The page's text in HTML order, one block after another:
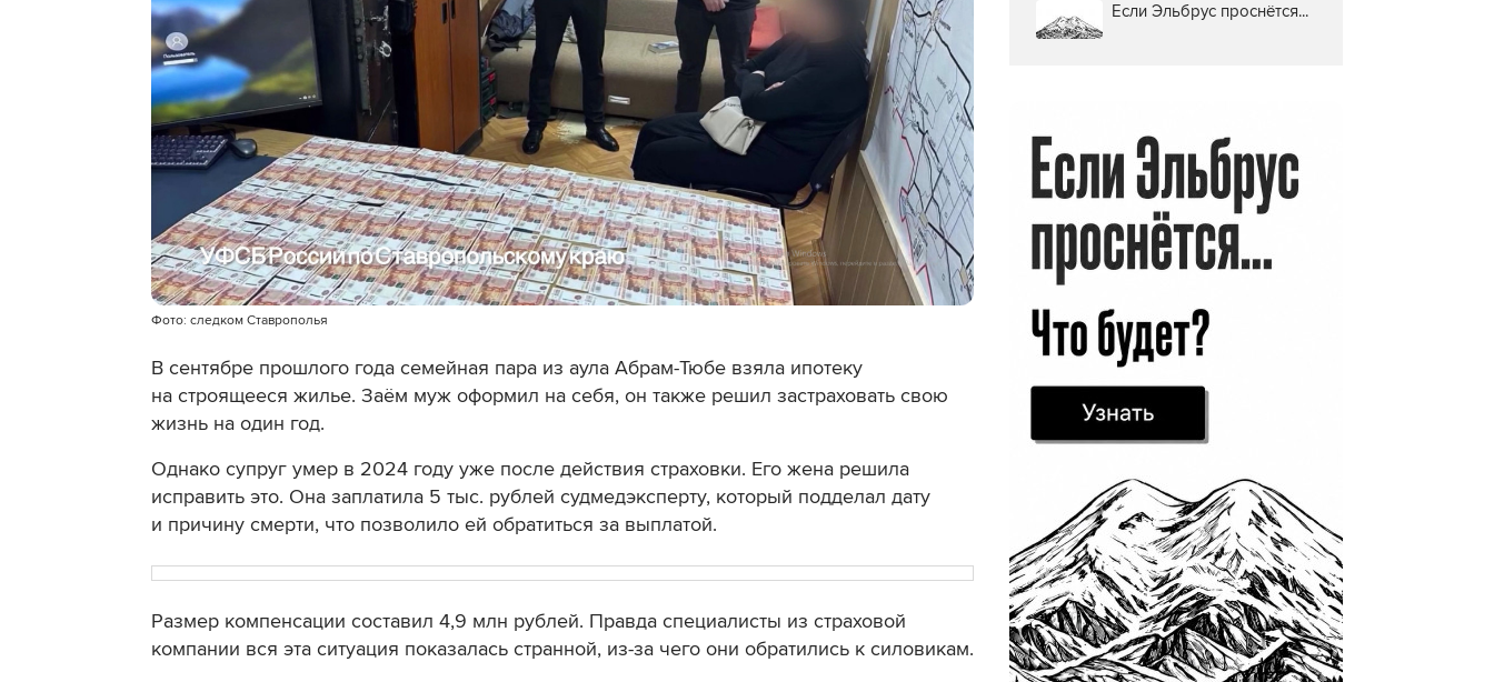
Фото: следком Ставрополья
В сентябре прошлого года семейная пара из аула Абрам-Тюбе взяла ипотеку
на строящееся жилье. Заём муж оформил на себя, он также решил застраховать свою
жизнь на один год.
Однако супруг умер в 2024 году уже после действия страховки. Его жена решила
исправить это. Она заплатила 5 тыс. рублей судмедэксперту, который подделал дату
и причину смерти, что позволило ей обратиться за выплатой.
Размер компенсации составил 4,9 млн рублей. Правда специалисты из страховой
компании вся эта ситуация показалась странной, из-за чего они обратились к силовикам.
Если Эльбрус проснётся...